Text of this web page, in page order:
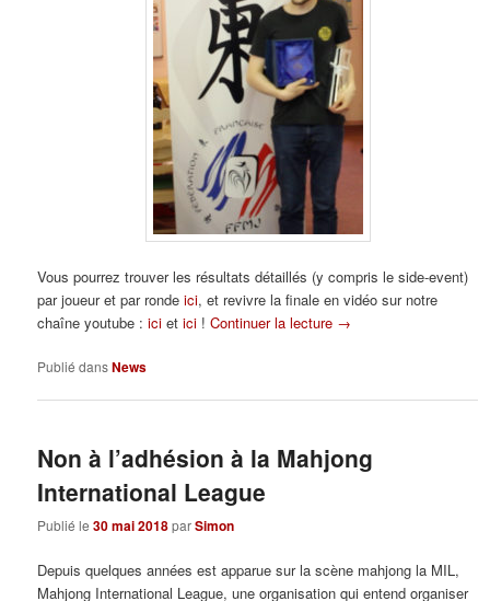
Vous pourrez trouver les résultats détaillés (y compris le side-event)
par joueur et par rondeici, et revivre la finale en vidéo sur notre
chaîne youtube :ici etici !Continuer la lecture →
Publié dansNews
Non à l’adhésion à la Mahjong
International League
Publié le30 mai 2018parSimon
Depuis quelques années est apparue sur la scène mahjong la MIL,
Mahjong International League, une organisation qui entend organiser